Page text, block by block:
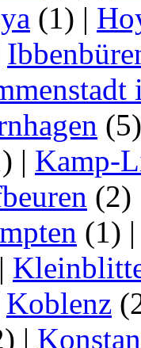
(1) |
| Kamp-
(2)
(1)
|
Koblenz
|